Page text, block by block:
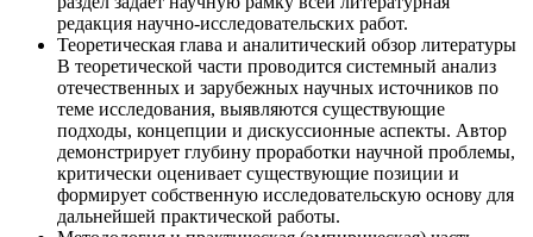
редакция научно-исследовательских работ.
Теоретическая глава и аналитический обзор литературы
В теоретической части проводится системный анализ
отечественных и зарубежных научных источников по
теме исследования, выявляются существующие
подходы, концепции и дискуссионные аспекты. Автор
демонстрирует глубину проработки научной проблемы,
критически оценивает существующие позиции и
формирует собственную исследовательскую основу для
дальнейшей практической работы.